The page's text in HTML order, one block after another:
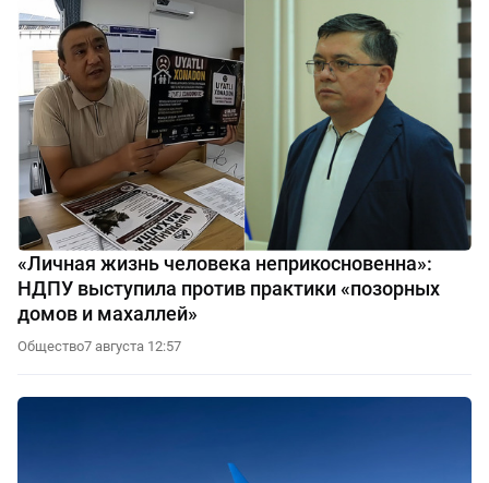
«Личная жизнь человека неприкосновенна»:
НДПУ выступила против практики «позорных
домов и махаллей»
Общество7 августа 12:57